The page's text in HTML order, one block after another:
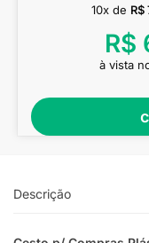
10x de R$
R$
à vista
Descrição